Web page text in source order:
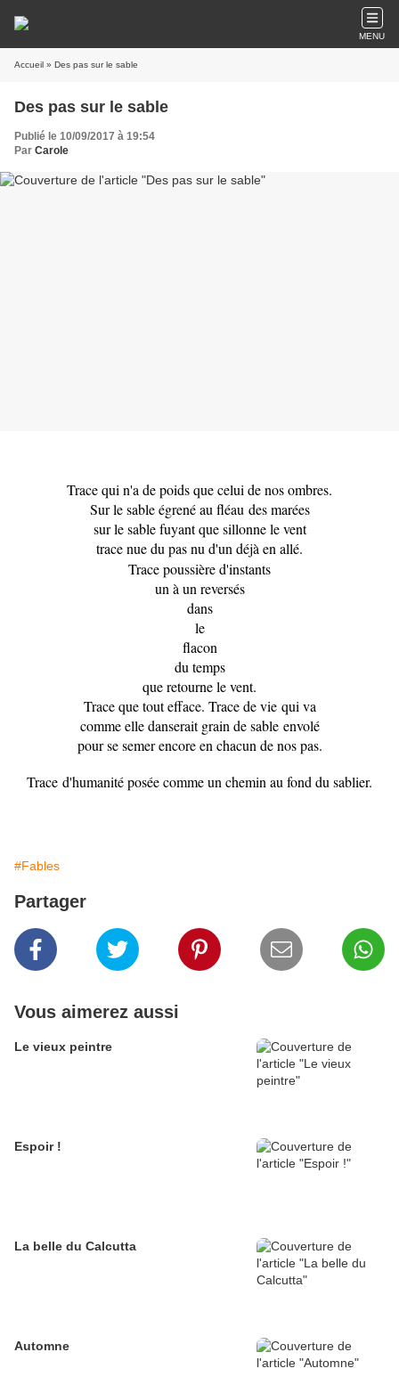
MENU
Accueil » Des pas sur le sable
Des pas sur le sable
Publié le 10/09/2017 à 19:54
Par Carole
Trace qui n'a de poids que celui de nos ombres.
Sur le sable égrené au fléau des marées
sur le sable fuyant que sillonne le vent
trace nue du pas nu d'un déjà en allé.
Trace poussière d'instants
un à un reversés
dans
le
flacon
du temps
que retourne le vent.
Trace que tout efface. Trace de vie qui va
comme elle danserait grain de sable envolé
pour se semer encore en chacun de nos pas.
Trace d'humanité posée comme un chemin au fond du sablier.
#Fables
Partager
Vous aimerez aussi
Le vieux peintre
Espoir !
La belle du Calcutta
Automne